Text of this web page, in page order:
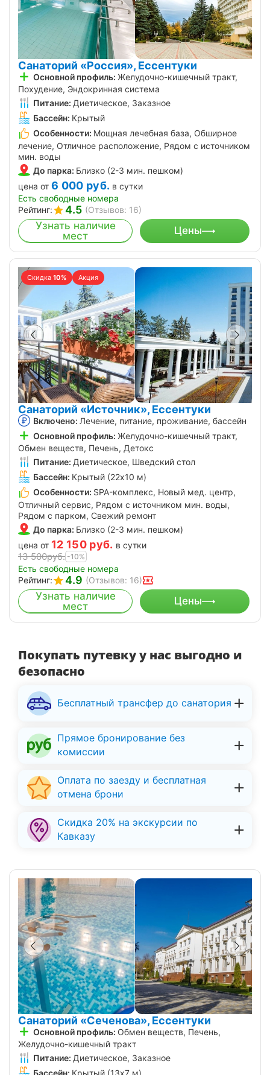
Санаторий «Россия», Ессентуки
Основной профиль: Желудочно-кишечный тракт,
Похудение, Эндокринная система
Питание: Диетическое, Заказное
Бассейн: Крытый
Особенности: Мощная лечебная база, Обширное
лечение, Отличное расположение, Рядом с источником
мин. воды
До парка: Близко (2-3 мин. пешком)
цена от 6 000 руб. в сутки
Есть свободные номера
Рейтинг:
4.5 (Отзывов: 16)
Узнать наличие
мест
Цены
Скидка 10% Акция
Санаторий «Источник», Ессентуки
Включено: Лечение, питание, проживание, бассейн
Основной профиль: Желудочно-кишечный тракт,
Обмен веществ, Печень, Детокс
Питание: Диетическое, Шведский стол
Бассейн: Крытый (22х10 м)
Особенности: SPA-комплекс, Новый мед. центр,
Отличный сервис, Рядом с источником мин. воды,
Рядом с парком, Свежий ремонт
До парка: Близко (2-3 мин. пешком)
цена от 12 150 руб. в сутки
13 500руб. -10%
Есть свободные номера
Рейтинг:
4.9 (Отзывов: 16)
Узнать наличие
мест
Цены
Покупать путевку у нас выгодно и
безопасно
Бесплатный трансфер до санатория
Прямое бронирование без
комиссии
Оплата по заезду и бесплатная
отмена брони
Скидка 20% на экскурсии по
Кавказу
Санаторий «Сеченова», Ессентуки
Основной профиль: Обмен веществ, Печень,
Желудочно-кишечный тракт
Питание: Диетическое, Заказное